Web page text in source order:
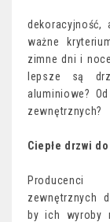
ważne
zimne dni i
lepsze są
aluminiowe?
zewnętrznych?
Ciepłe drzwi
zewnętrznych
by ich wyroby